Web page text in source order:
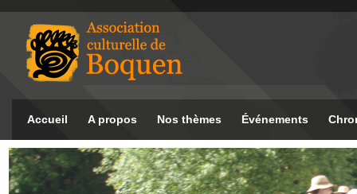
Accueil A propos Nos thèmes Événements